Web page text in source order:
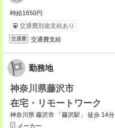
時給1650円
交通費別途支給あり
交通費 交通費支給
勤務地
神奈川県藤沢市
在宅・リモートワーク
神奈川県 藤沢市 「藤沢駅」 徒歩 14分
メーカー